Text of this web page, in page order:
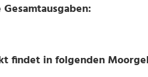
findet in folgenden